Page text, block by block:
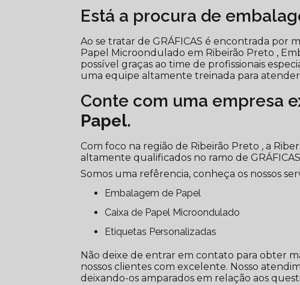
Está a procura de
Ao se tratar de GRÁFICAS é encontrada por
Papel Microondulado em Ribeirão Preto ,
possível graças ao time de profissionais
uma equipe altamente treinada para atender
Conte com uma empresa
Papel.
Com foco na região de Ribeirão Preto , a
altamente qualificados no ramo de
Somos uma refêrencia, conheça os nossos
Embalagem de Papel
Caixa de Papel Microondulado
Etiquetas Personalizadas
Não deixe de entrar em contato para obter
nossos clientes com excelente. Nosso
deixando-os amparados em relação aos